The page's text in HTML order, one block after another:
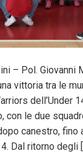
– Pol. Giovanni
vittoria tra le
dell’Under
con le due
canestro, fino
Dal ritorno degli